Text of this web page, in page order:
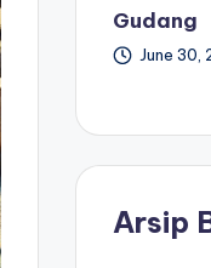
Gudang
June 30,
Arsip